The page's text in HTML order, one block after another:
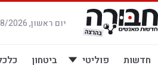
דלג
לתוכן
יום ראשון, 09/08/2026
חדשות פוליטי ביטחון